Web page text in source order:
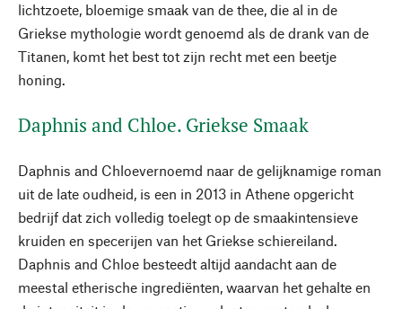
lichtzoete, bloemige smaak van de thee, die al in de
Griekse mythologie wordt genoemd als de drank van de
Titanen, komt het best tot zijn recht met een beetje
honing.
Daphnis and Chloe. Griekse Smaak
Daphnis and Chloevernoemd naar de gelijknamige roman
uit de late oudheid, is een in 2013 in Athene opgericht
bedrijf dat zich volledig toelegt op de smaakintensieve
kruiden en specerijen van het Griekse schiereiland.
Daphnis and Chloe besteedt altijd aandacht aan de
meestal etherische ingrediënten, waarvan het gehalte en